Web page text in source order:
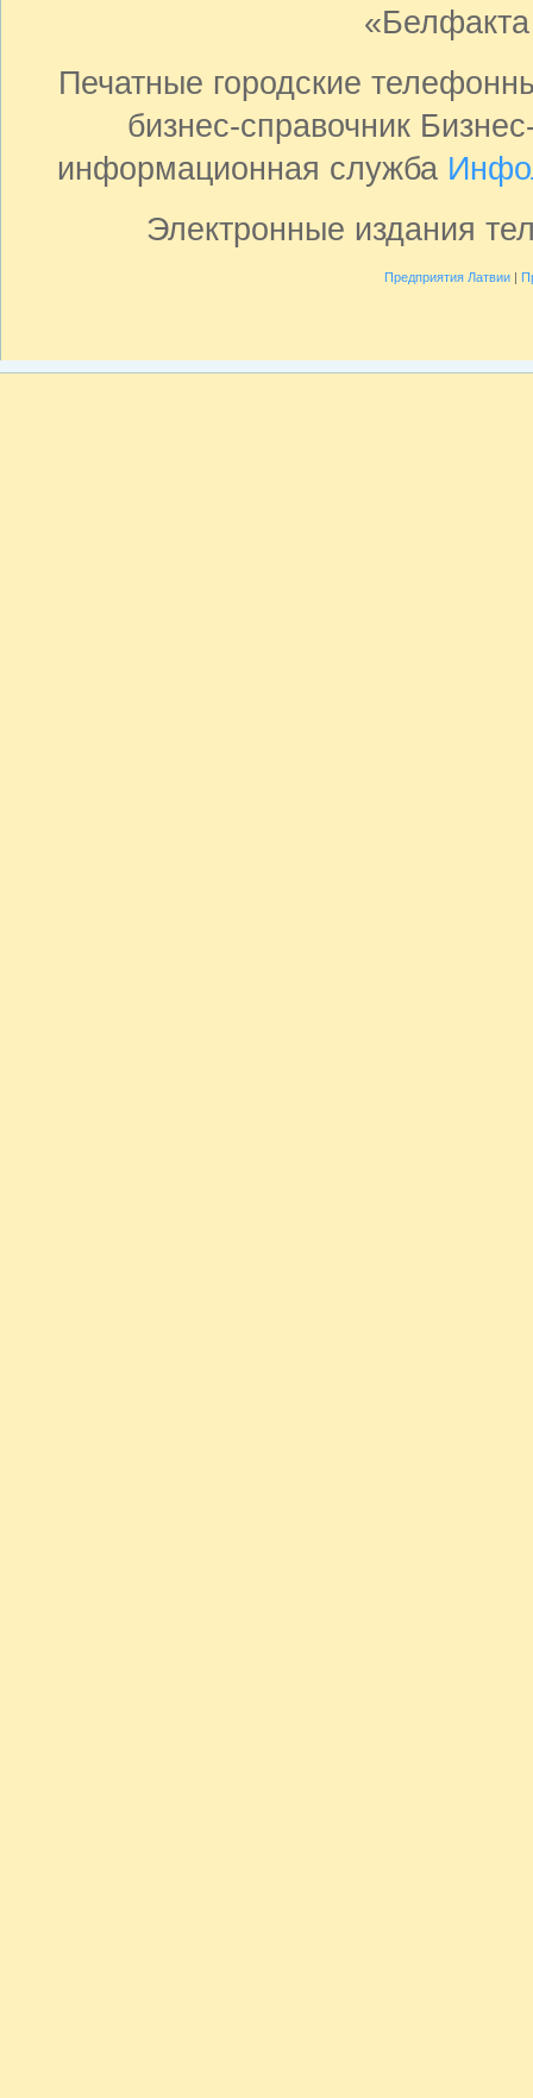
Печатные городские
бизнес-справочник
информационная служба
Электронные издания
Предприятия Латвии|